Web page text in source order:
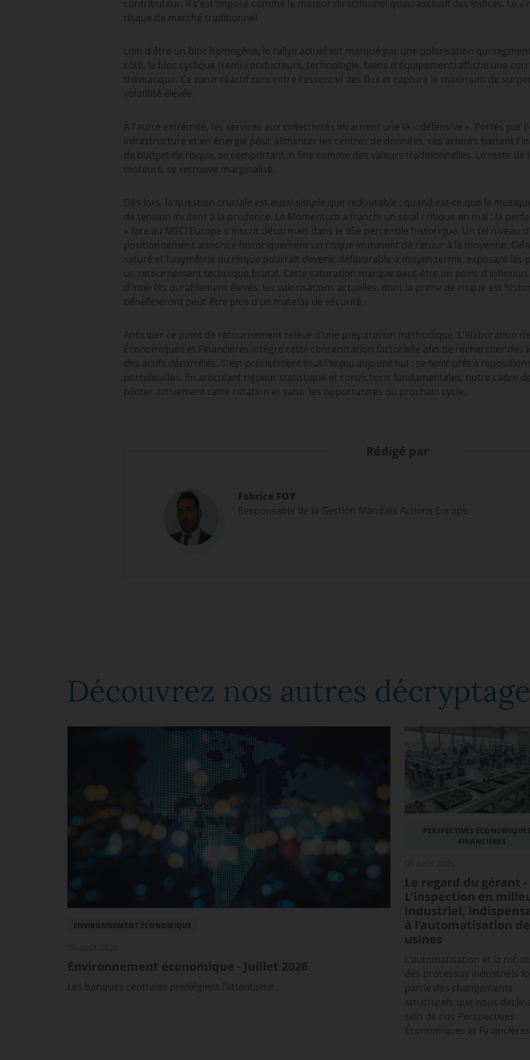
contributeur, il s'est imposé comme le moteur directionnel quasi-exclusif des indices. Le «
risque de marché traditionnel.
Loin d'être un bloc homogène, le rallye actuel est marqué par une polarisation qui
côté, le bloc cyclique (semi-conducteurs, technologie, biens d'équipement) affiche une
thématique. Ce cœur réactif concentre l'essentiel des flux et capture le maximum de
volatilité élevée.
À l'autre extrémité, les services aux collectivités incarnent une IA « défensive ». Portés par
infrastructure et en énergie pour alimenter les centres de données, ces acteurs battent
de budget de risque, se comportant in fine comme des valeurs traditionnelles. Le reste de
moteurs, se retrouve marginalisé.
Dès lors, la question cruciale est aussi simple que redoutable : quand est-ce que la
de tension incitent à la prudence. Le Momentum a franchi un seuil critique en mai : la
» face au MSCI Europe s'inscrit désormais dans le 95e percentile historique. Un tel niveau
positionnement annonce historiquement un risque imminent de retour à la moyenne.
saturé et l'asymétrie du risque pourrait devenir défavorable à moyen terme, exposant les
un retournement technique brutal. Cette saturation marque peut-être un point
d'intérêts durablement élevés, les valorisations actuelles, dont la prime de risque est
bénéficieront peut-être plus d'un matelas de sécurité.
Anticiper ce point de retournement relève d'une préparation méthodique. L'élaboration
Économiques et Financières intègre cette concentration factorielle afin de rechercher des
des actifs décorrélés. C'est précisément tout l'enjeu aujourd'hui : se tenir prêt à
portefeuilles. En articulant rigueur statistique et convictions fondamentales, notre cadre
piloter activement cette rotation et saisir les opportunités du prochain cycle.
Rédigé par
Fabrice FOY
Responsable de la Gestion Mandats Actions Europe
Découvrez nos autres
ENVIRONNEMENT ÉCONOMIQUE
Environnement économique - Juillet 2026
Les banques centrales privilégient l’attentisme
PERSPECTIVES
FINANCIÈRES
Le regard du gérant -
L’inspection en
industriel,
à l’automatisation
usines
L’automatisation et la
des processus industriels
partie des changements
structurels que nous
sein de nos Perspectives
Économiques et